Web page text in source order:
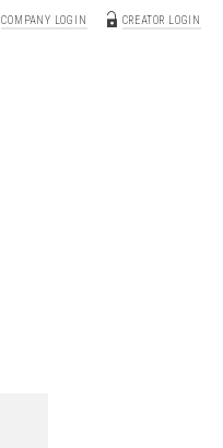
COMPANY LOGIN CREATOR LOGIN